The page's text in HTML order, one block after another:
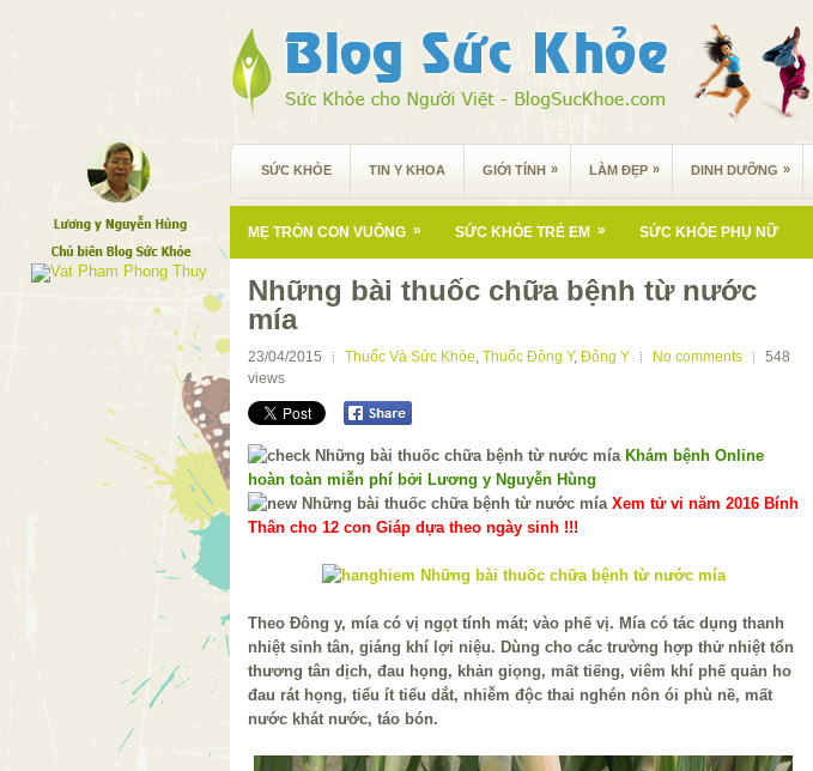
SỨC KHỎE TIN Y KHOA GIỚI TÍNH » LÀM ĐẸP » DINH DƯỠNG »
MẸ TRÒN CON VUÔNG » SỨC KHỎE TRẺ EM » SỨC KHỎE PHỤ NỮ
Những bài thuốc chữa bệnh từ nước
mía
23/04/2015 Thuốc Và Sức Khỏe, Thuốc Đông Y, Đông Y No comments
548
views
Khám bệnh Online
hoàn toàn miễn phí bởi Lương y Nguyễn Hùng
Xem tử vi năm 2016 Bính
Thân cho 12 con Giáp dựa theo ngày sinh !!!
Theo Đông y, mía có vị ngọt tính mát; vào phế vị. Mía có tác dụng thanh
nhiệt sinh tân, giáng khí lợi niệu. Dùng cho các trường hợp thử nhiệt tổn
thương tân dịch, đau họng, khản giọng, mất tiếng, viêm khí phế quản ho
đau rát họng, tiểu ít tiểu dắt, nhiễm độc thai nghén nôn ói phù nề, mất
nước khát nước, táo bón.